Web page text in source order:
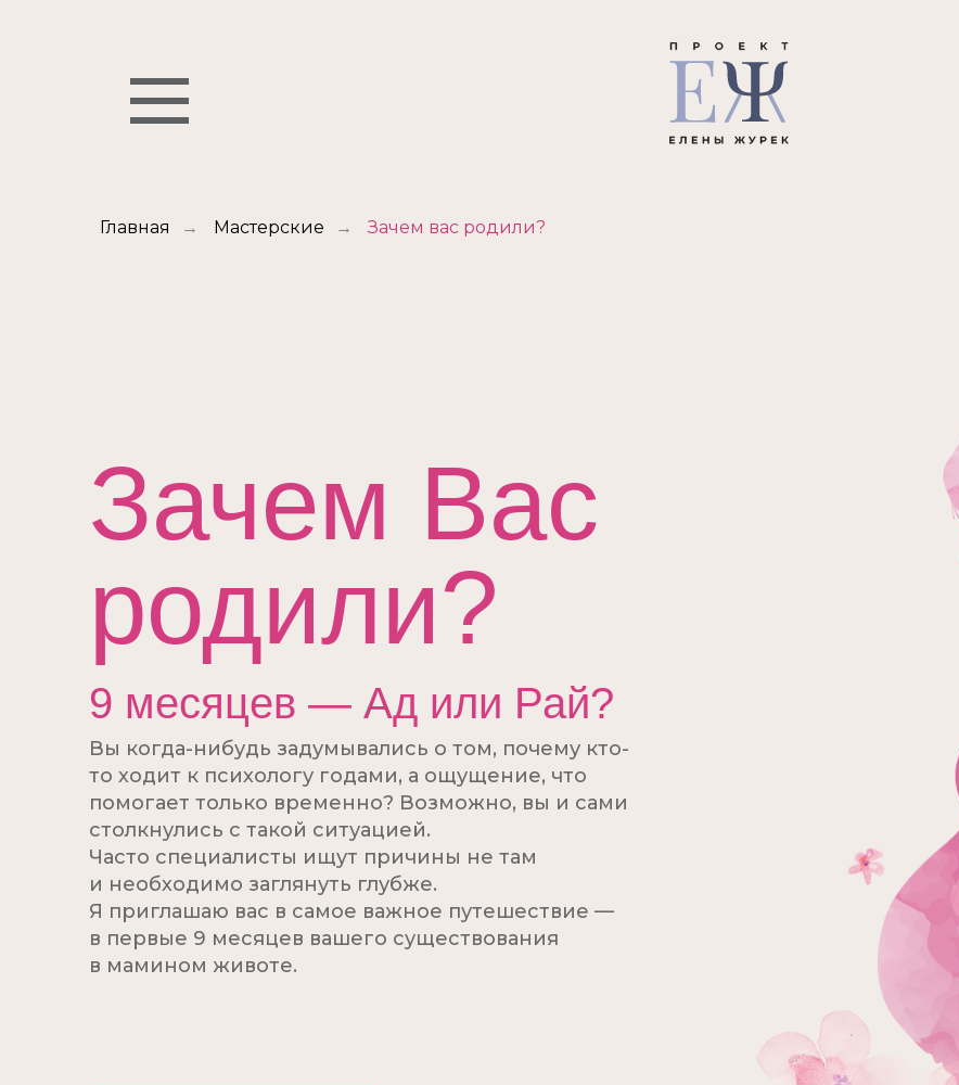
Главная → Мастерские → Зачем вас родили?
Вы когда-нибудь задумывались о том, почему кто-
то ходит к психологу годами, а ощущение, что
помогает только временно? Возможно, вы и сами
столкнулись с такой ситуацией.
Часто специалисты ищут причины не там
и необходимо заглянуть глубже.
Я приглашаю вас в самое важное путешествие —
в первые 9 месяцев вашего существования
в мамином животе.
Зачем Вас
родили?
9 месяцев — Ад или Рай?